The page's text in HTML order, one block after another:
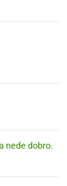
nede dobro.